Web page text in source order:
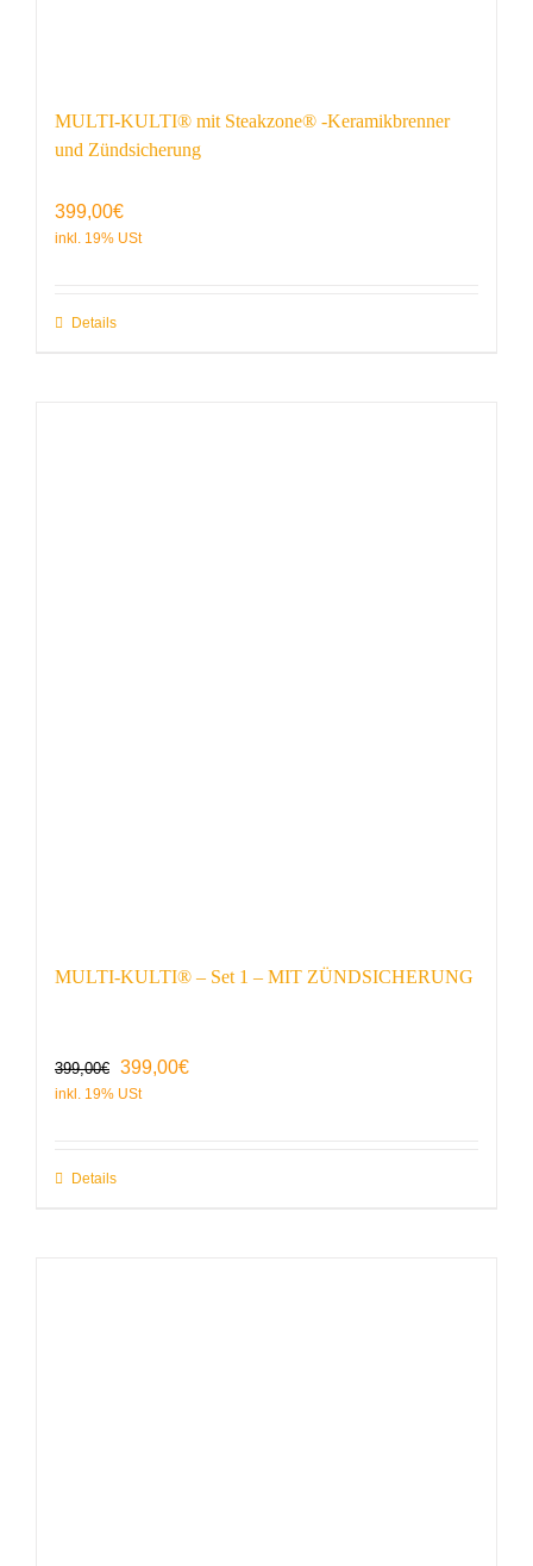
MULTI-KULTI® mit Steakzone® -Keramikbrenner
und Zündsicherung
399,00€
Details
MULTI-KULTI® – Set 1 – MIT ZÜNDSICHERUNG
399,00€ Ursprünglicher
Preis
399,00€Aktueller
Details